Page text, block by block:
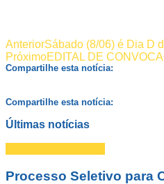
AnteriorSábado (8/06) é Dia D
PróximoEDITAL DE
Compartilhe esta notícia:
Compartilhe esta notícia:
Últimas notícias
Processo Seletivo para